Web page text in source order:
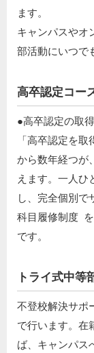
ます。​
キャンパスやオ
部活動にいつで
高卒認定コー
●高卒認定の取
「高卒認定を
から数年経つが
えます。一人ひ
し、完全個別で
科目履修制度
です。
トライ式中等
不登校解決サポ
で行います。在
ば、キャンパス